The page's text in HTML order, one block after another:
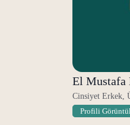
El
Cinsiyet Erkek,
Profili